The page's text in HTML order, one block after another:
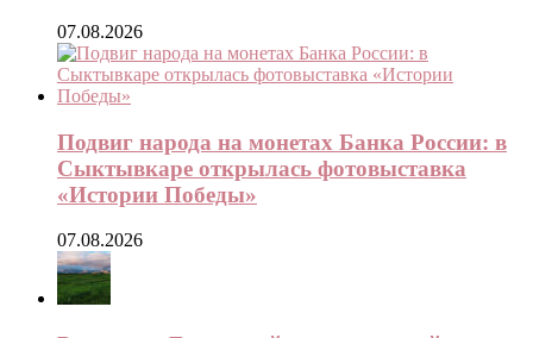
07.08.2026
Подвиг народа на монетах Банка России: в
Сыктывкаре открылась фотовыставка
«Истории Победы»
07.08.2026